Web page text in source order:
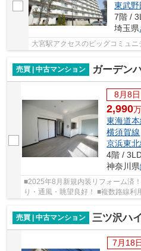
東武野
7階 /
埼玉県
大宮駅アクセスのビッグコミュニ
売買 | 中古マンション ガーデン
8月8
2,990万
東海道本
横須賀線
京浜東北
4階 /
神奈川県
■2025年8月新規内装リフォーム済
り・通風・眺望良好！ ■複数路線
売買 | 中古マンション
三ツ沢ハ
7月18